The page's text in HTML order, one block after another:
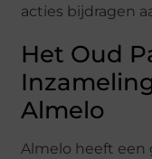
acties bijdragen
Het Oud
Almelo
Almelo heeft een